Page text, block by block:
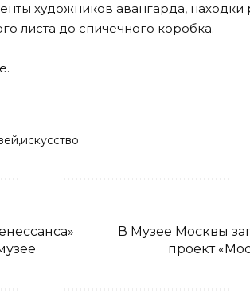
художников авангарда,
листа до спичечного коробка.
.
искусство
В Музее Москвы
проект